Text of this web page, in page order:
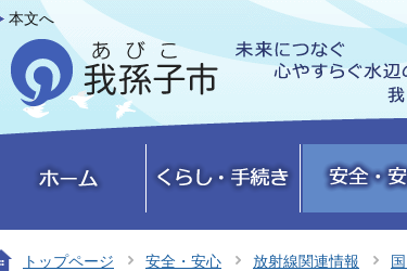
本文へ
トップページ 安全・安心 放射線関連情報